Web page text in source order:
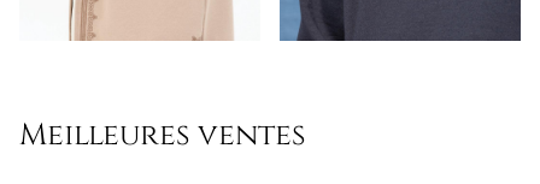
Meilleures ventes